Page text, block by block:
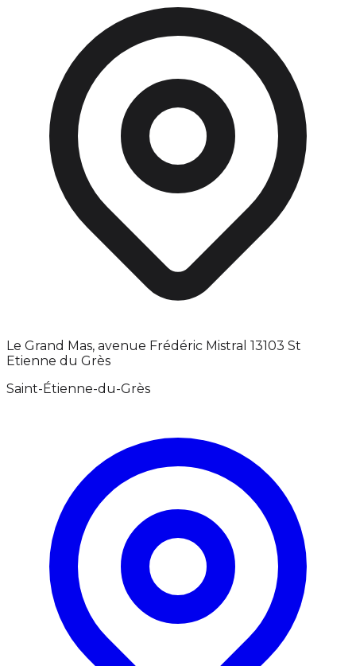
Le Grand Mas, avenue Frédéric Mistral 13103 St
Etienne du Grès
Saint-Étienne-du-Grès